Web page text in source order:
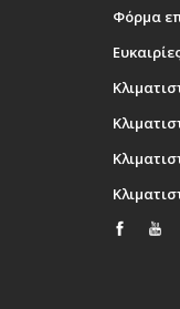
Φόρμα